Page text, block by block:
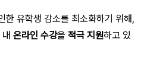
한 유학생 감소를 최소화하기 위해,
온라인 수강을 적극 지원하고 있